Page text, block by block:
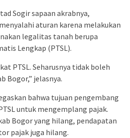
Sogir sapaan akrabnya,
aturan karena melakukan
legalitas tanah berupa
Lengkap (PTSL).
PTSL. Seharusnya tidak boleh
Bogor,” jelasnya.
bahwa tujuan pengembang
untuk mengemplang pajak.
Bogor yang hilang, pendapatan
pajak juga hilang.